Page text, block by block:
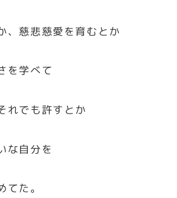
、慈悲慈愛を育むとか
を学べて
れでも許すとか
な自分を
てた。